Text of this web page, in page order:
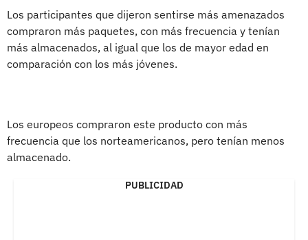
Los participantes que dijeron sentirse más amenazados
compraron más paquetes, con más frecuencia y tenían
más almacenados, al igual que los de mayor edad en
comparación con los más jóvenes.
Los europeos compraron este producto con más
frecuencia que los norteamericanos, pero tenían menos
almacenado.
PUBLICIDAD